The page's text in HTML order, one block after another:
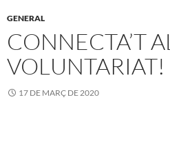
GENERAL
CONNECTA’T AL
VOLUNTARIAT!
17 DE MARÇ DE 2020